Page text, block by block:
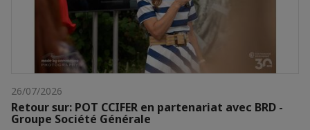
26/07/2026
Retour sur: POT CCIFER en partenariat avec BRD -
Groupe Société Générale